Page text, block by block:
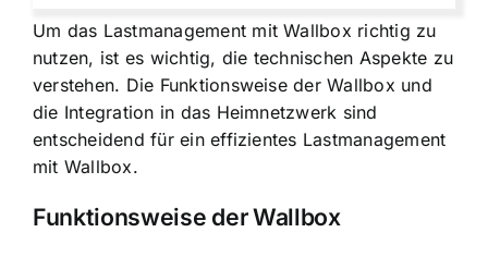
Um das Lastmanagement mit Wallbox richtig zu
nutzen, ist es wichtig, die technischen Aspekte zu
verstehen. Die Funktionsweise der Wallbox und
die Integration in das Heimnetzwerk sind
entscheidend für ein effizientes Lastmanagement
mit Wallbox.
Funktionsweise der Wallbox